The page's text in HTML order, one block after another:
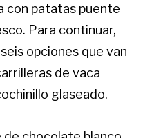
con patatas puente
Para continuar,
opciones que van
de vaca
glaseado.